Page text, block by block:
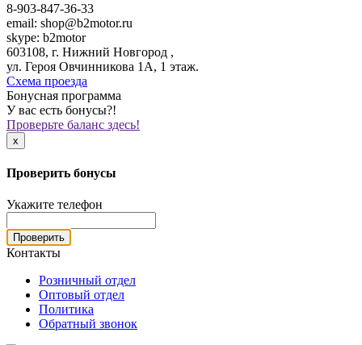
8-903-847-36-33
email: shop@b2motor.ru
skype: b2motor
603108, г. Нижний Новгород ,
ул. Героя Овчинникова 1А, 1 этаж.
Схема проезда
Бонусная программа
У вас есть бонусы?!
Проверьте баланс здесь!
x
Проверить бонусы
Укажите телефон
Проверить
Контакты
Розничный отдел
Оптовый отдел
Политика
Обратный звонок